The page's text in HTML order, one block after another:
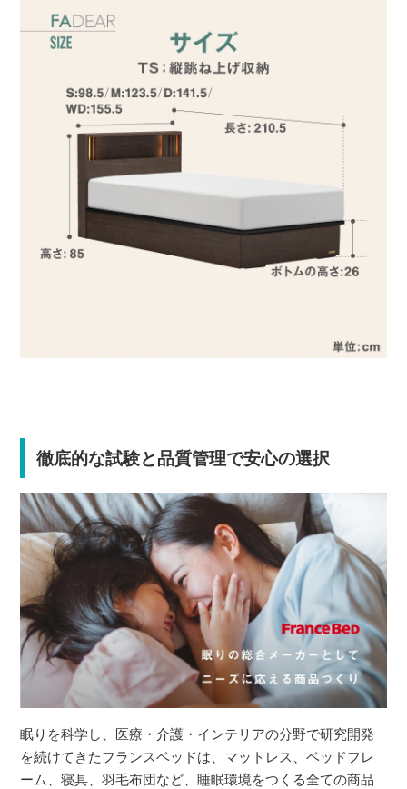
徹底的な試験と品質管理で安心の選択
眠りを科学し、医療・介護・インテリアの分野で研究開発
を続けてきたフランスベッドは、マットレス、ベッドフレ
ーム、寝具、羽毛布団など、睡眠環境をつくる全ての商品